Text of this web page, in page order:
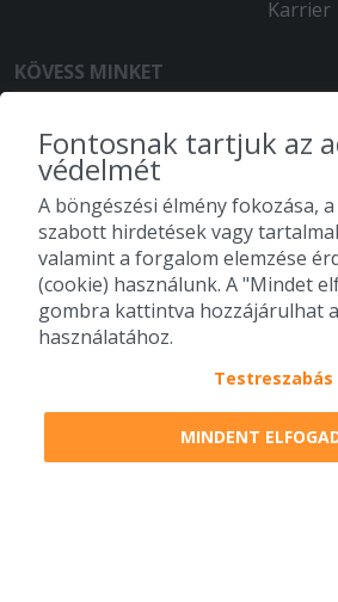
Karrier
KÖVESS MINKET
Fontosnak tartjuk az
védelmét
A böngészési élmény fokozása,
szabott hirdetések vagy
valamint a forgalom elemzése
(cookie) használunk. A "Mindet
gombra kattintva hozzájárulhat
használatához.
Testreszabás
MINDENT